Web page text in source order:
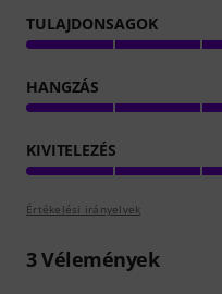
TULAJDONSAGOK
HANGZÁS
KIVITELEZÉS
Értékelési irányelvek
3Vélemények